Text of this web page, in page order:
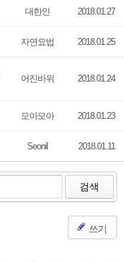
대한인 2018.01.27
자연요법 2018.01.25
어진바위 2018.01.24
모아모아 2018.01.23
Seonil 2018.01.11
검색
쓰기